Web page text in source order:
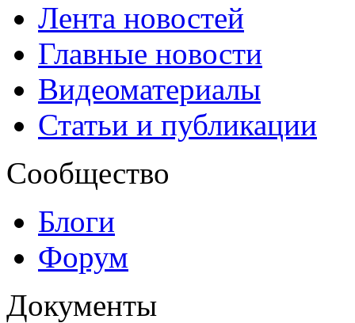
Лента новостей
Главные новости
Видеоматериалы
Статьи и публикации
Сообщество
Блоги
Форум
Документы